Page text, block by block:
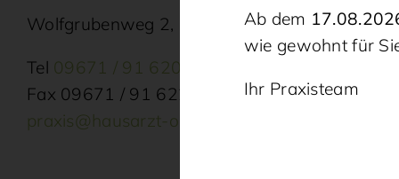
Wolfgrubenweg 2, 92526 Oberviechtach
Tel 09671 / 91 620
Fax 09671 / 91 622
praxis@hausarzt-oberviechtach.de
Ab dem
wie gewohnt für
Ihr Praxisteam